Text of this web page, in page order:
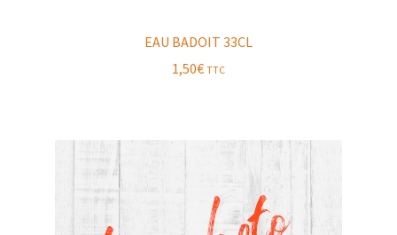
EAU BADOIT 33CL
1,50€ TTC